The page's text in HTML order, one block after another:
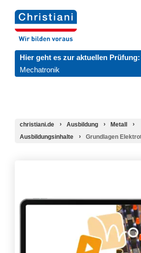
Hier geht es zur aktuellen Prüfung:
Mechatronik
christiani.de Ausbildung
Metall
Ausbildungsinhalte
Grundlagen